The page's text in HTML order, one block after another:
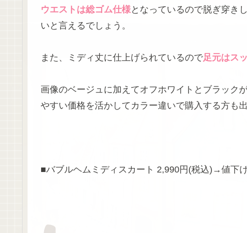
ウエストは総ゴム仕様となっているので脱ぎ穿き
いと言えるでしょう。
また、ミディ丈に仕上げられているので足元はス
画像のベージュに加えてオフホワイトとブラック
やすい価格を活かしてカラー違いで購入する方も
■バブルヘムミディスカート 2,990円(税込)→値下